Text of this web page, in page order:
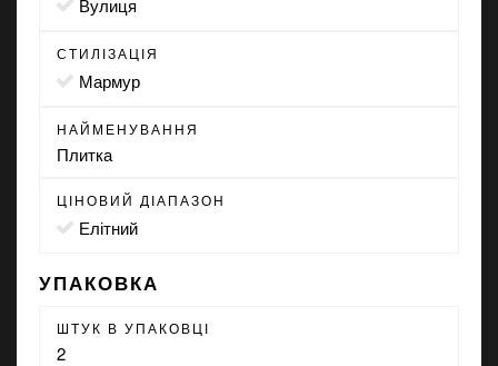
вулиця
СТИЛІЗАЦІЯ
мармур
НАЙМЕНУВАННЯ
Плитка
ЦІНОВИЙ ДІАПАЗОН
Елітний
УПАКОВКА
ШТУК В УПАКОВЦІ
2